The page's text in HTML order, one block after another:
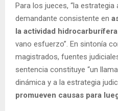
Para los jueces, “la
demandante consistente en
la actividad
vano esfuerzo”. En sintonía
magistrados, fuentes
sentencia constituye “un
dinámica y a la estrategia
promueven causas para